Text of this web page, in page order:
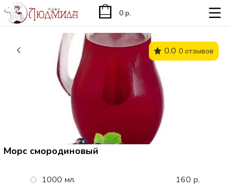
0.0 0 отзывов
Морс смородиновый
1000 мл.
160 р.
0 р.